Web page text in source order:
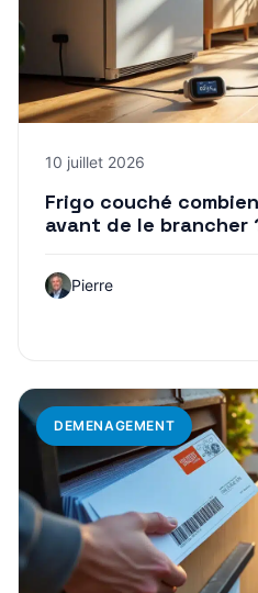
10 juillet 2026
Frigo couché
avant de le brancher
Pierre
DEMENAGEMENT